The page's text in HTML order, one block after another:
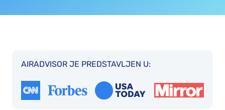
AIRADVISOR JE PREDSTAVLJEN U: